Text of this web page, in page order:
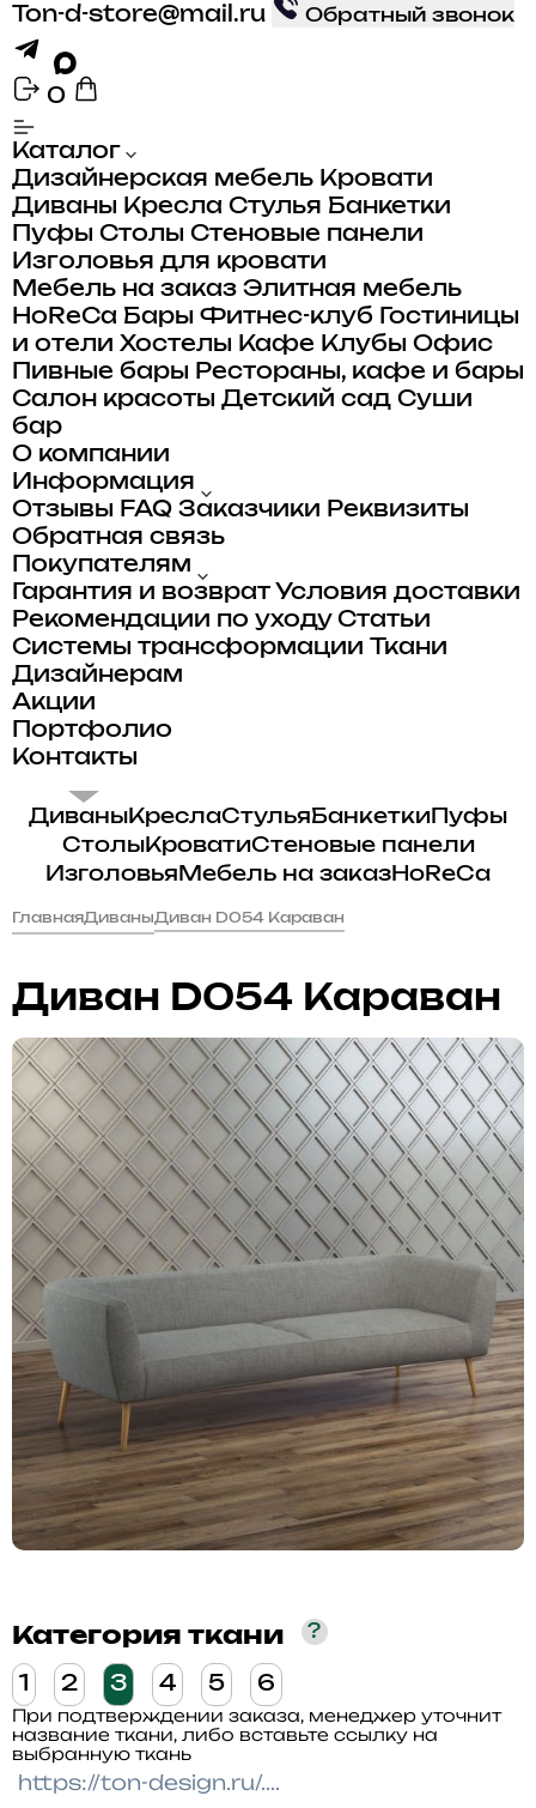
Ton-d-store@mail.ru
Обратный звонок
0
Каталог
Дизайнерская мебель Кровати
Диваны Кресла Стулья Банкетки
Пуфы Столы Стеновые панели
Изголовья для кровати
Мебель на заказ Элитная мебель
HoReCa Бары Фитнес-клуб
Гостиницы
и отели Хостелы Кафе Клубы Офис
Пивные бары Рестораны, кафе и бары
Салон красоты Детский сад Суши
бар
О компании
Информация
Отзывы FAQ Заказчики Реквизиты
Обратная связь
Покупателям
Гарантия и возврат Условия доставки
Рекомендации по уходу Статьи
Системы трансформации
Ткани
Дизайнерам
Акции
Портфолио
Контакты
ДиваныКреслаСтульяБанкеткиПуфы
СтолыКроватиСтеновые панели
Изголовья Мебель на заказHoReCa
ГлавнаяДиваныДиван D054 Караван
Диван D054 Караван
Категория ткани ?
1 2 3 4 5 6
При подтверждении заказа, менеджер уточнит
название ткани, либо вставьте ссылку на
выбранную ткань